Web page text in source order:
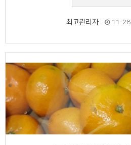
최고관리자 11-28
55
작성자
작성일
조회